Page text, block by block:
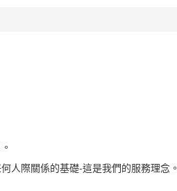
人際關係的基礎-這是我們的服務理念。